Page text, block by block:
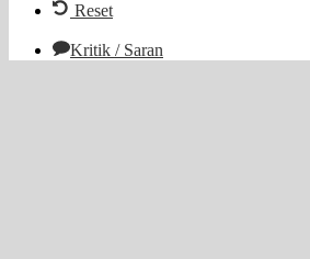
Reset
Kritik / Saran